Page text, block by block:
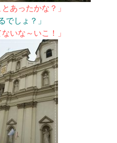
あったかな？」
でしょ？」
いな～いこ！」